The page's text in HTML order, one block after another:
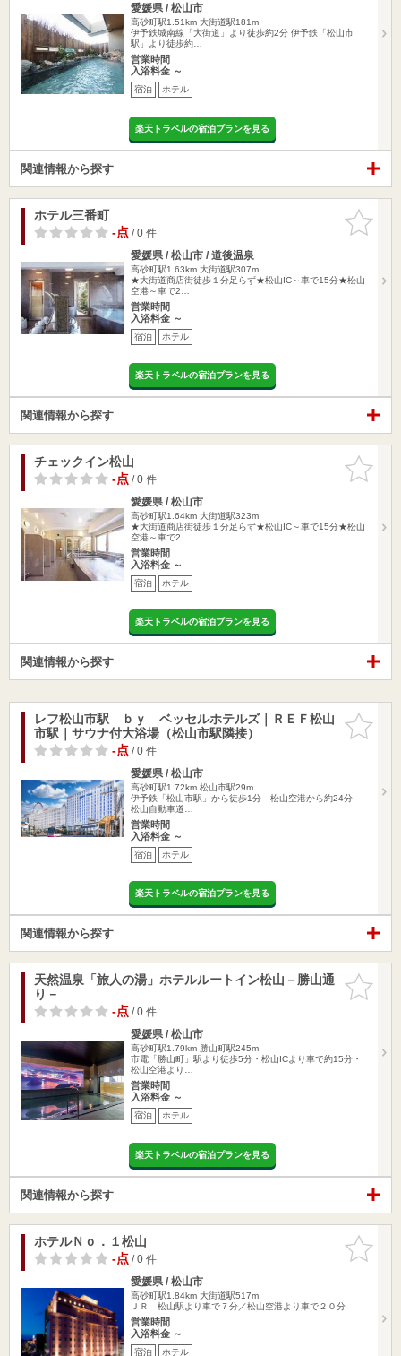
愛媛県 / 松山市
高砂町駅1.51km 大街道駅181m
伊予鉄城南線「大街道」より徒歩約2分 伊予鉄「松山市
駅」より徒歩約…
営業時間
入浴料金 ～
宿泊 ホテル
楽天トラベルの宿泊プランを見る
関連情報から探す
お気に入
りに追加
ホテル三番町
-点/ 0 件
愛媛県 / 松山市 / 道後温泉
高砂町駅1.63km 大街道駅307m
★大街道商店街徒歩１分足らず★松山IC～車で15分★松山
空港～車で2…
営業時間
入浴料金 ～
宿泊 ホテル
楽天トラベルの宿泊プランを見る
関連情報から探す
お気に入
りに追加
チェックイン松山
-点/ 0 件
愛媛県 / 松山市
高砂町駅1.64km 大街道駅323m
★大街道商店街徒歩１分足らず★松山IC～車で15分★松山
空港～車で2…
営業時間
入浴料金 ～
宿泊 ホテル
楽天トラベルの宿泊プランを見る
関連情報から探す
お気に入
りに追加
レフ松山市駅 ｂｙ ベッセルホテルズ｜ＲＥＦ松山
市駅｜サウナ付大浴場（松山市駅隣接）
-点/ 0 件
愛媛県 / 松山市
高砂町駅1.72km 松山市駅29m
伊予鉄「松山市駅」から徒歩1分 松山空港から約24分
松山自動車道…
営業時間
入浴料金 ～
宿泊 ホテル
楽天トラベルの宿泊プランを見る
関連情報から探す
お気に入
りに追加
天然温泉「旅人の湯」ホテルルートイン松山－勝山通
り－
-点/ 0 件
愛媛県 / 松山市
高砂町駅1.79km 勝山町駅245m
市電「勝山町」駅より徒歩5分・松山ICより車で約15分・
松山空港より…
営業時間
入浴料金 ～
宿泊 ホテル
楽天トラベルの宿泊プランを見る
関連情報から探す
お気に入
りに追加
ホテルＮｏ．１松山
-点/ 0 件
愛媛県 / 松山市
高砂町駅1.84km 大街道駅517m
ＪＲ 松山駅より車で７分／松山空港より車で２０分
営業時間
入浴料金 ～
宿泊 ホテル